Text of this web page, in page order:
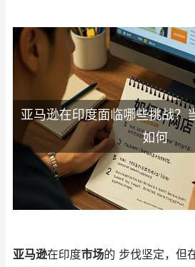
亚马逊在印度面临哪些挑战？
如何
亚马逊在印度市场的 步伐坚定，但